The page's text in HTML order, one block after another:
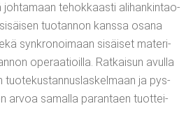
tehok­kaas­ti ali­han­kin­tao­
tuo­tan­non kans­sa osa­na
synk­ro­noi­maan sisäi­set mate­ri­
ope­raa­tioil­la. Rat­kai­sun avul­la
tuo­te­kus­tan­nus­las­kel­maan ja pys­
arvoa samal­la paran­taen tuot­tei­